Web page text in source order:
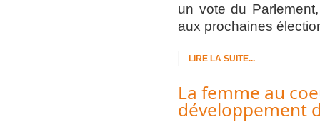
un vote du
aux prochaines
LIRE LA SUITE...
La femme au
développement